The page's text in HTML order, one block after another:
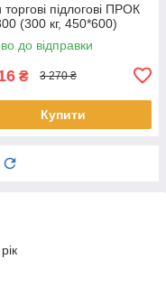
торгові підлогові ПРОК
(300 кг, 450*600)
до відправки
₴ 3 270 ₴
Купити